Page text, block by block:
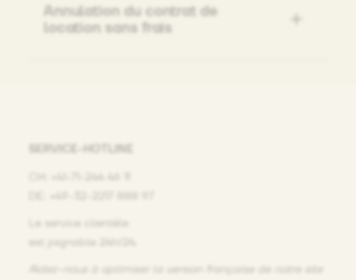
Annulation du contrat de
location sans frais
SERVICE-HOTLINE
Le service clientèle
est joignable 24h/24.
Aidez-nous à optimiser la version française de notre site